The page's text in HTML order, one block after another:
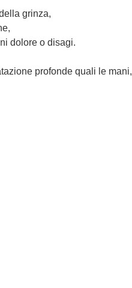
grinza,
dolore o disagi.
profonde quali le mani,